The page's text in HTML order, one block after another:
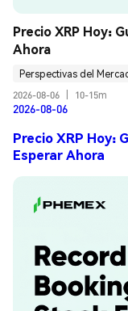
Precio XRP Hoy:
Ahora
Perspectivas del
2026-08-06
10-15m
2026-08-06
Precio XRP Hoy:
Esperar Ahora